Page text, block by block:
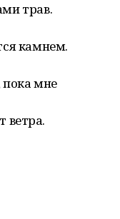
трав.
камнем.
пока мне
ветра.